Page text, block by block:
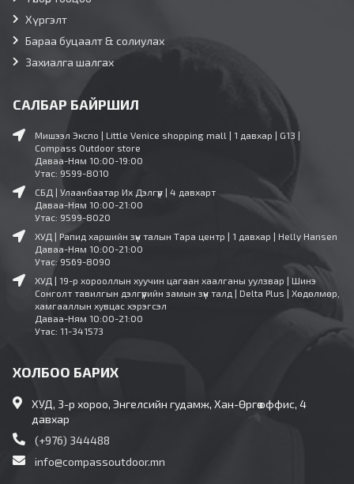
Хүргэлт
Бараа буцаалт & солиулах
Захиалга шалгах
САЛБАР БАЙРШИЛ
Мишээл Экспо | Little Venice shopping mall | 1 давхар | G13 |
Compass Outdoor store
Даваа-Ням 10:00-19:00
Утас: 9599-8010
СБД | Улаанбаатар Их Дэлгүүр | 4 давхарт
Даваа-Ням 10:00-21:00
Утас: 9599-8020
ХУД | Рапид харшийн зүүн талын Тара центр | 1 давхар | Helly Hansen
Даваа-Ням 10:00-21:00
Утас: 9569-8090
ХУД | 19-р хорооллын хуучин цагаан хаалганы уулзвар | Шинэ
Сонголт тавилгын дэлгүүрийн замын зүүн талд | Delta Plus | Хөдөлмөр,
хамгааллын хувцас хэрэгсэл
Даваа-Ням 10:00-21:00
Утас: 11-341573
ХОЛБОО БАРИХ
ХУД, 3-р хороо, Энгелсийн гудамж, Хан-Өргөө оффис, 4
давхар
(+976) 344488
info@compassoutdoor.mn